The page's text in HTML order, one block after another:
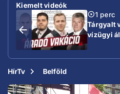
Kiemelt videók
1 perc
Tárgyalt
vízügyi
HírTv Belföld